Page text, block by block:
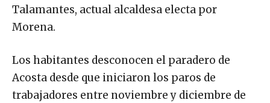
Talamantes, actual alcaldesa electa por
Morena.
Los habitantes desconocen el paradero de
Acosta desde que iniciaron los paros de
trabajadores entre noviembre y diciembre de